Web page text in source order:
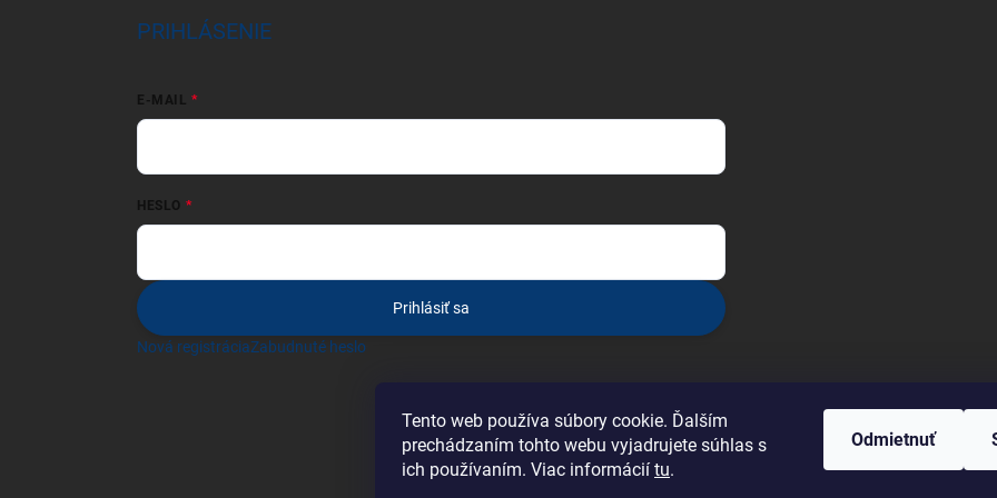
Tento web používa súbory cookie. Ďalším
prechádzaním tohto webu vyjadrujete súhlas s
ich používaním. Viac informácií tu.
Odmietnuť
PRIHLÁSENIE
E-MAIL
HESLO
Prihlásiť sa
Nová registráciaZabudnuté heslo